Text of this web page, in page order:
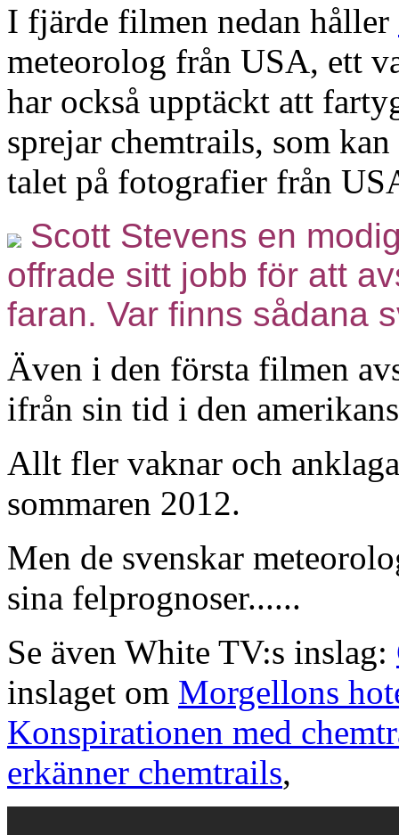
I fjärde filmen nedan håller
meteorolog från USA, ett
har också upptäckt att
sprejar chemtrails, som
talet på fotografier från
Scott Stevens en
offrade sitt jobb för att
faran. Var finns sådana
Även i den första filmen
ifrån sin tid i den
Allt fler vaknar och
sommaren 2012.
Men de svenskar
sina felprognoser......
Se även White TV:s inslag:
inslaget om Morgellons
Konspirationen med
erkänner chemtrails,